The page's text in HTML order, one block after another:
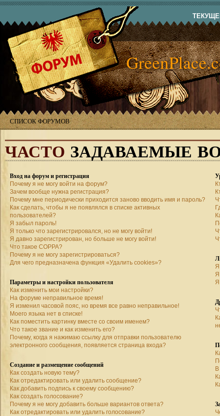
СПИСОК ФОРУМОВ
ЧАСТО ЗАДАВАЕМЫЕ
Вход на форум и регистрация
Почему я не могу войти на форум?
Зачем вообще нужна регистрация?
Почему мне периодически приходится заново вводить имя и пароль?
Как сделать, чтобы я не появлялся в списке активных
пользователей?
Я забыл пароль!
Я только что зарегистрировался, но не могу войти!
Я давно зарегистрирован, но больше не могу войти!
Что такое COPPA?
Почему я не могу зарегистрироваться?
Для чего предназначена функция «Удалить cookies»?
Параметры и настройки пользователя
Как изменить мои настройки?
На форуме неправильное время!
Я изменил часовой пояс, но время все равно неправильное!
Моего языка нет в списке!
Как поместить картинку вместе со своим именем?
Что такое звание и как изменить его?
Почему, когда я нажимаю ссылку для отправки пользователю
электронного сообщения, появляется страница входа?
Создание и размещение сообщений
Как создать новую тему?
Как отредактировать или удалить сообщение?
Как добавить подпись к своему сообщению?
Как создать голосование?
Почему я не могу добавить больше вариантов ответа?
Как отредактировать или удалить голосование?
Я
Я
Я